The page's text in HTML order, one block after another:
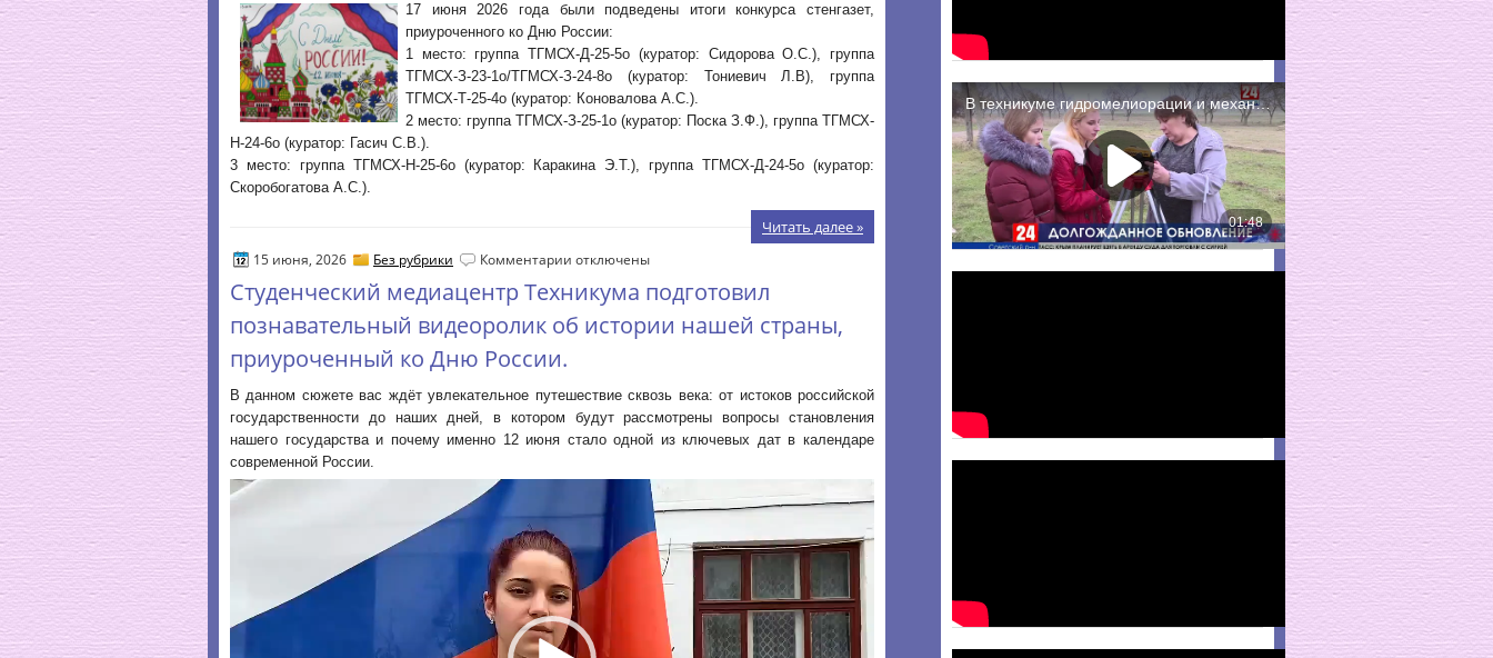
стенгазет,
приуроченного
ко
Дню
России
17 июня 2026 года были подведены итоги конкурса стенгазет,
приуроченного ко Дню России:
1 место: группа ТГМСХ-Д-25-5о (куратор: Сидорова О.С.), группа
ТГМСХ-З-23-1о/ТГМСХ-З-24-8о (куратор: Тониевич Л.В), группа
ТГМСХ-Т-25-4о (куратор: Коновалова А.С.).
2 место: группа ТГМСХ-З-25-1о (куратор: Поска З.Ф.), группа ТГМСХ-
Н-24-6о (куратор: Гасич С.В.).
3 место: группа ТГМСХ-Н-25-6о (куратор: Каракина Э.Т.), группа ТГМСХ-Д-24-5о (куратор:
Скоробогатова А.С.).
Читать далее »
15 июня, 2026 Без рубрики Комментарии к
Студенческий
медиацентр
Техникума
видеоролик
об
истории
страны,
приуроченный
ко
России.
отключены
Студенческий медиацентр Техникума подготовил
познавательный видеоролик об истории нашей страны,
приуроченный ко Дню России.
В данном сюжете вас ждёт увлекательное путешествие сквозь века: от истоков российской
государственности до наших дней, в котором будут рассмотрены вопросы становления
нашего государства и почему именно 12 июня стало одной из ключевых дат в календаре
современной России.
Видеоплеер